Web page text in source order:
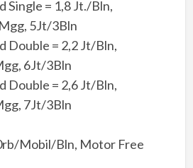
Single = 1,8 Jt./Bln,
5Jt/3Bln
Double = 2,2 Jt/Bln,
6Jt/3Bln
Double = 2,6 Jt/Bln,
7Jt/3Bln
Mobil/Bln, Motor Free